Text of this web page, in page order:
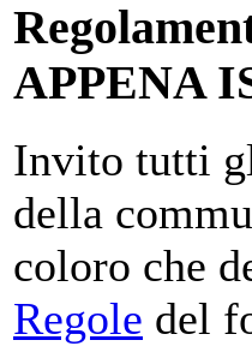
APPENA
Invito tutti
della
coloro che
Regole del